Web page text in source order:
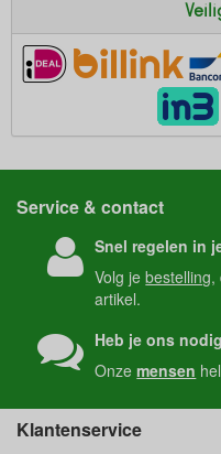
Service & contact
Snel regelen in
Volg jebestelling,
artikel.
Heb je ons
Onzemensen
Klantenservice